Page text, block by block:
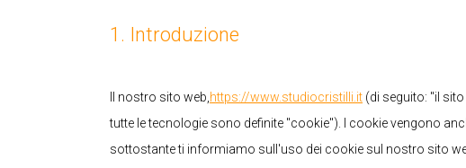
1. Introduzione
Il nostro sito web, https://www.studiocristilli.it (di seguito: "il
tutte le tecnologie sono definite "cookie"). I cookie vengono
sottostante ti informiamo sull'uso dei cookie sul nostro sito